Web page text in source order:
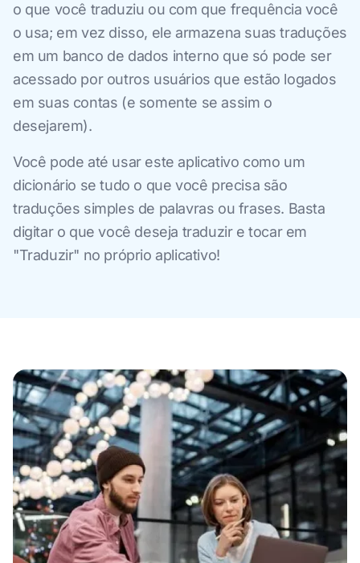
o que você traduziu ou com que frequência você
o usa; em vez disso, ele armazena suas traduções
em um banco de dados interno que só pode ser
acessado por outros usuários que estão logados
em suas contas (e somente se assim o
desejarem).
Você pode até usar este aplicativo como um
dicionário se tudo o que você precisa são
traduções simples de palavras ou frases. Basta
digitar o que você deseja traduzir e tocar em
"Traduzir" no próprio aplicativo!